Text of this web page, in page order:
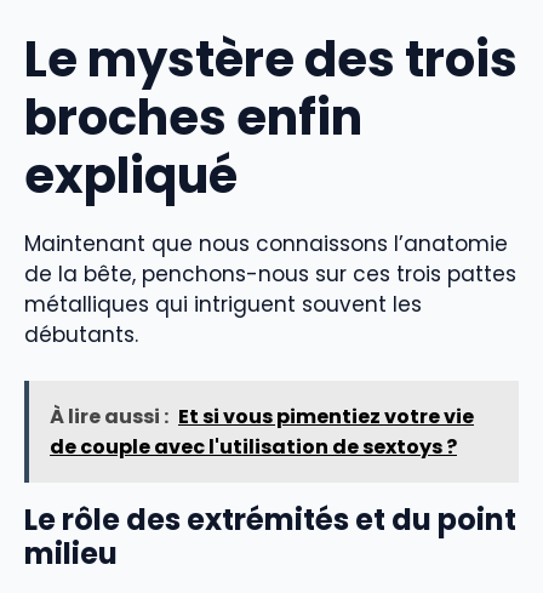
Le mystère des trois
broches enfin
expliqué
Maintenant que nous connaissons l’anatomie
de la bête, penchons-nous sur ces trois pattes
métalliques qui intriguent souvent les
débutants.
À lire aussi : Et si vous pimentiez votre vie
de couple avec l'utilisation de sextoys ?
Le rôle des extrémités et du point
milieu